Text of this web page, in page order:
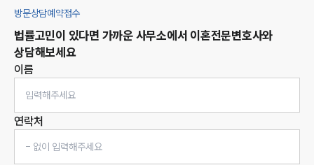
방문상담예약접수
법률고민이 있다면 가까운 사무소에서 이혼전문변호사와
상담해보세요
이름
연락처